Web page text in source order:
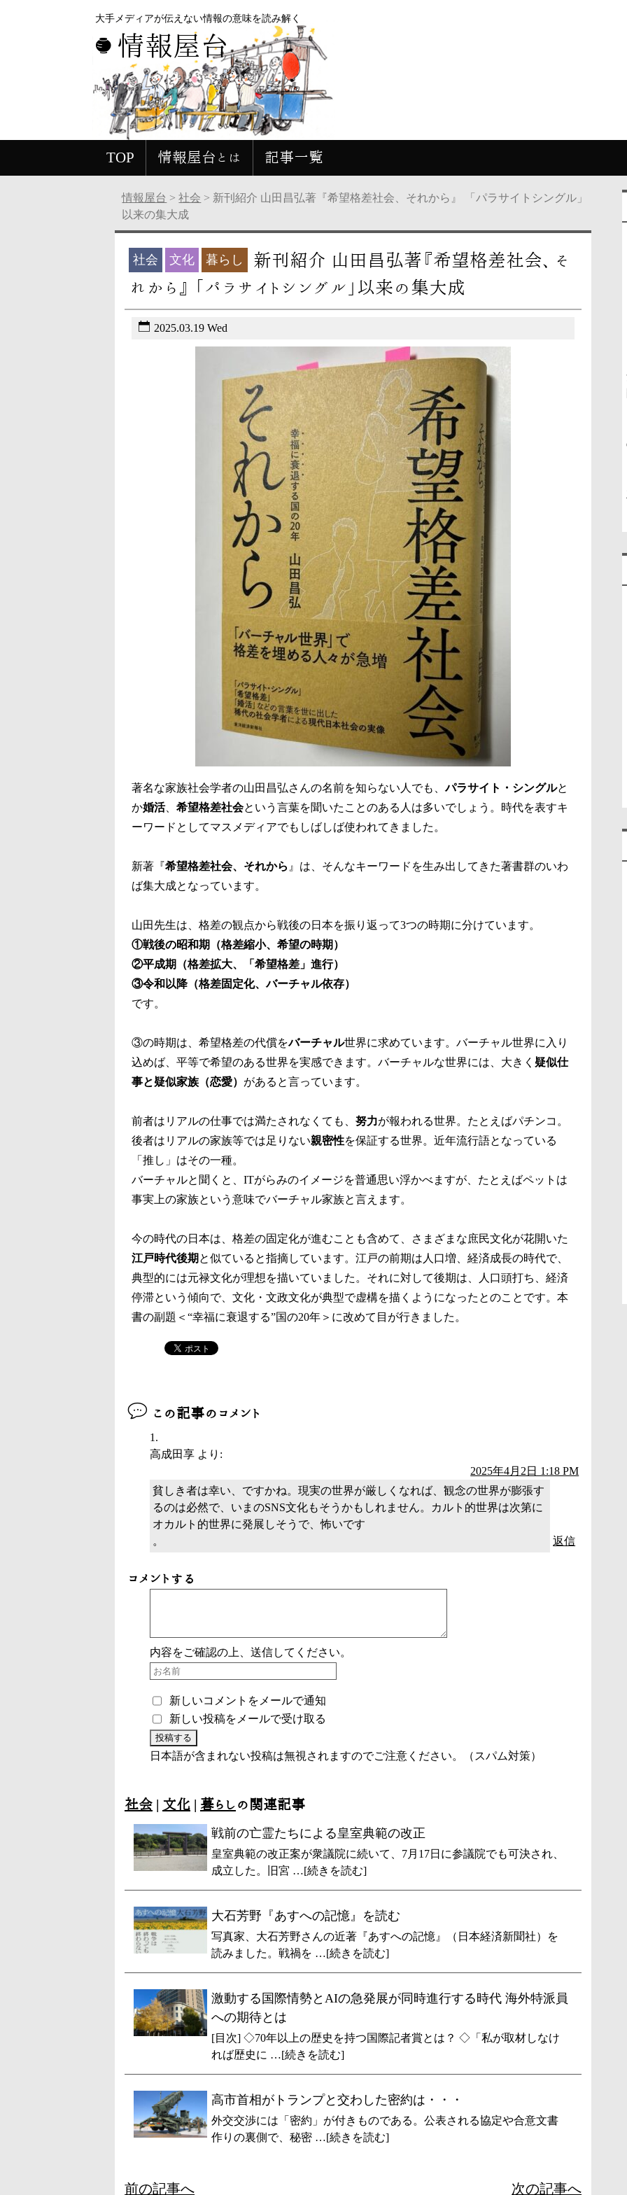
大手メディアが伝えない情報の意味を読み解く
情報屋台
TOP 情報屋台とは 記事一覧
情報屋台 >社会 > 新刊紹介 山田昌弘著『希望格差社会、それから』 「パラサイトシングル」
以来の集大成
社会 文化 暮らし
新刊紹介 山田昌弘著『希望格差社会、そ
れから』 「パラサイトシングル」以来の集大成
2025.03.19 Wed
著名な家族社会学者の山田昌弘さんの名前を知らない人でも、パラサイト・シングルと
か婚活、 希望格差社会という言葉を聞いたことのある人は多いでしょう。時代を表すキ
ーワードとしてマスメディアでもしばしば使われてきました。
新著『希望格差社会、それから 』は、そんなキーワードを生み出してきた著書群のいわ
ば集大成となっています。
山田先生は、格差の観点から戦後の日本を振り返って3つの時期に分けています。
①戦後の昭和期（格差縮小、希望の時期）
②平成期（格差拡大、「希望格差」進行）
③令和以降（格差固定化、バーチャル依存）
です。
③の時期は、希望格差の代償をバーチャル世界に求めています。バーチャル世界に入り
込めば、平等で希望のある世界を実感できます。バーチャルな世界には、大きく 疑似仕
事と疑似家族（恋愛） があると言っています。
前者はリアルの仕事では満たされなくても、努力が報われる世界。たとえばパチンコ。
後者はリアルの家族等では足りない親密性を保証する世界。近年流行語となっている
「推し」はその一種。
バーチャルと聞くと、ITがらみのイメージを普通思い浮かべますが、たとえばペットは
事実上の家族という意味でバーチャル家族と言えます。
今の時代の日本は、格差の固定化が進むことも含めて、さまざまな庶民文化が花開いた
江戸時代後期 と似ていると指摘しています。江戸の前期は人口増、経済成長の時代で、
典型的には元禄文化が理想を描いていました。それに対して後期は、人口頭打ち、経済
停滞という傾向で、文化・文政文化が典型で虚構を描くようになったとのことです。本
書の副題＜“幸福に衰退する”国の20年＞に改めて目が行きました。
この記事のコメント
高成田享 より:
2025年4月2日 1:18 PM
貧しき者は幸い、ですかね。現実の世界が厳しくなれば、観念の世界が膨張す
るのは必然で、いまのSNS文化もそうかもしれません。カルト的世界は次第に
オカルト的世界に発展しそうで、怖いです
。
返信
コメントする
内容をご確認の上、送信してください。
新しいコメントをメールで通知
新しい投稿をメールで受け取る
日本語が含まれない投稿は無視されますのでご注意ください。（スパム対策）
社会| 文化 | 暮らしの関連記事
戦前の亡霊たちによる皇室典範の改正
皇室典範の改正案が衆議院に続いて、7月17日に参議院でも可決され、
成立した。旧宮 …[続きを読む]
大石芳野『あすへの記憶』を読む
写真家、大石芳野さんの近著『あすへの記憶』（日本経済新聞社）を
読みました。戦禍を …[続きを読む]
激動する国際情勢とAIの急発展が同時進行する時代 海外特派員
への期待とは
[目次] ◇70年以上の歴史を持つ国際記者賞とは？ ◇「私が取材しなけ
れば歴史に …[続きを読む]
高市首相がトランプと交わした密約は・・・
外交交渉には「密約」が付きものである。公表される協定や合意文書
作りの裏側で、秘密 …[続きを読む]
前の記事へ 次の記事へ